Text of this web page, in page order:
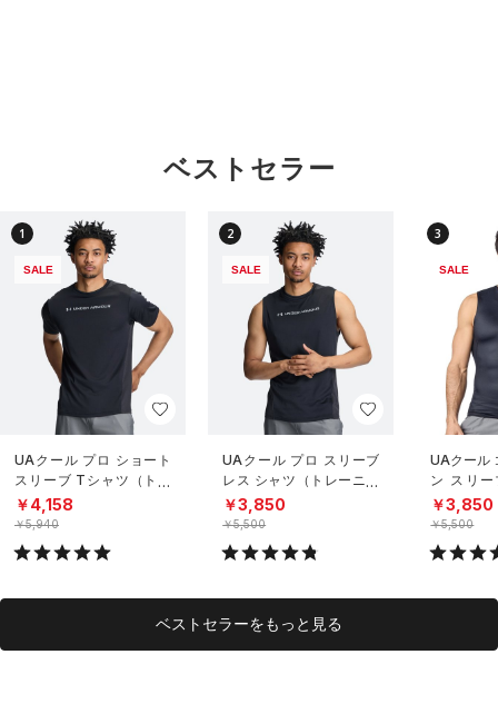
ベストセラー
1
SALE
UAクール プロ ショート
スリーブ Tシャツ（トレ
ーニング/MEN）
￥4,158
￥5,940
2
SALE
UAクール プロ スリーブ
レス シャツ（トレーニン
グ/MEN）
￥3,850
￥5,500
3
SALE
UAクール
ン スリ
（トレー
￥3,850
￥5,500
ベストセラーをもっと見る